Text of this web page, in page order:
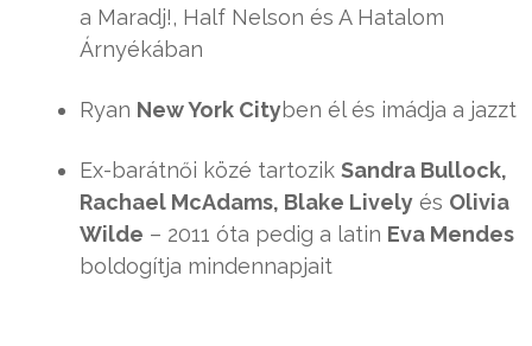
a Maradj!, Half Nelson és A Hatalom
Árnyékában
Ryan New York Cityben él és imádja a jazzt
Ex-barátnői közé tartozik Sandra Bullock,
Rachael McAdams, Blake Lively és Olivia
Wilde – 2011 óta pedig a latin Eva Mendes
boldogítja mindennapjait